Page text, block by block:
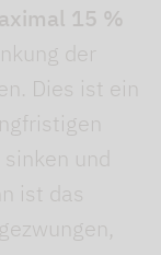
15 %
der
Dies ist ein
und
ist das